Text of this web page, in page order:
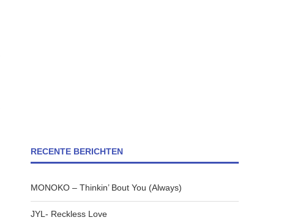
RECENTE BERICHTEN
MONOKO – Thinkin’ Bout You (Always)
JYL- Reckless Love